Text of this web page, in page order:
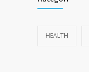
HEALTH